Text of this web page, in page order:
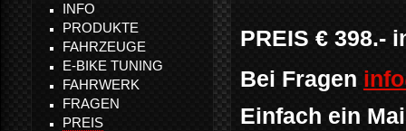
PREIS € 398.-
Bei Fragen
Einfach ein
INFO
PRODUKTE
FAHRZEUGE
E-BIKE TUNING
FAHRWERK
FRAGEN
PREIS